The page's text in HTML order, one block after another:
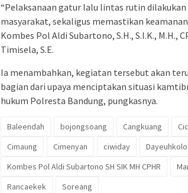
“Pelaksanaan gatur lalu lintas rutin
masyarakat, sekaligus memastikan
Kombes Pol Aldi Subartono, S.H., S.I.K., M.H.,
Timisela, S.E.
Ia menambahkan, kegiatan tersebut akan
bagian dari upaya menciptakan situasi
hukum Polresta Bandung, pungkasnya.
Baleendah bojongsoang Cangkuang
Cimaung
Cimenyan ciwiday
Kombes Pol Aldi Subartono SH SIK MH CPHR
Rancaekek
Soreang